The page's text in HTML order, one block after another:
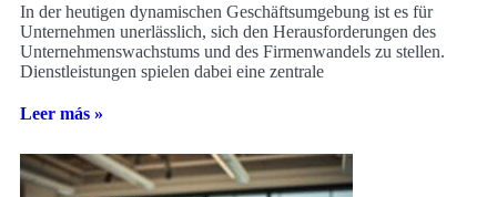
In der heutigen dynamischen Geschäftsumgebung ist es für
Unternehmen unerlässlich, sich den Herausforderungen des
Unternehmenswachstums und des Firmenwandels zu stellen.
Dienstleistungen spielen dabei eine zentrale
Leer más »